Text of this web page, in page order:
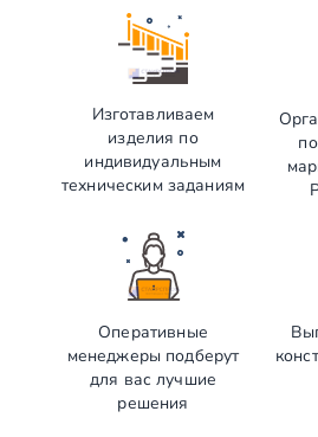
Изготавливаем
изделия по
индивидуальным
техническим заданиям
Оперативные
менеджеры подберут
для вас лучшие
решения